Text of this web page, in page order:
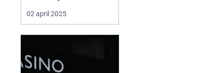
det är en möjlighet att
återknyta kontakten med
Oavsett om det handlar
om en kort
02 april 2025